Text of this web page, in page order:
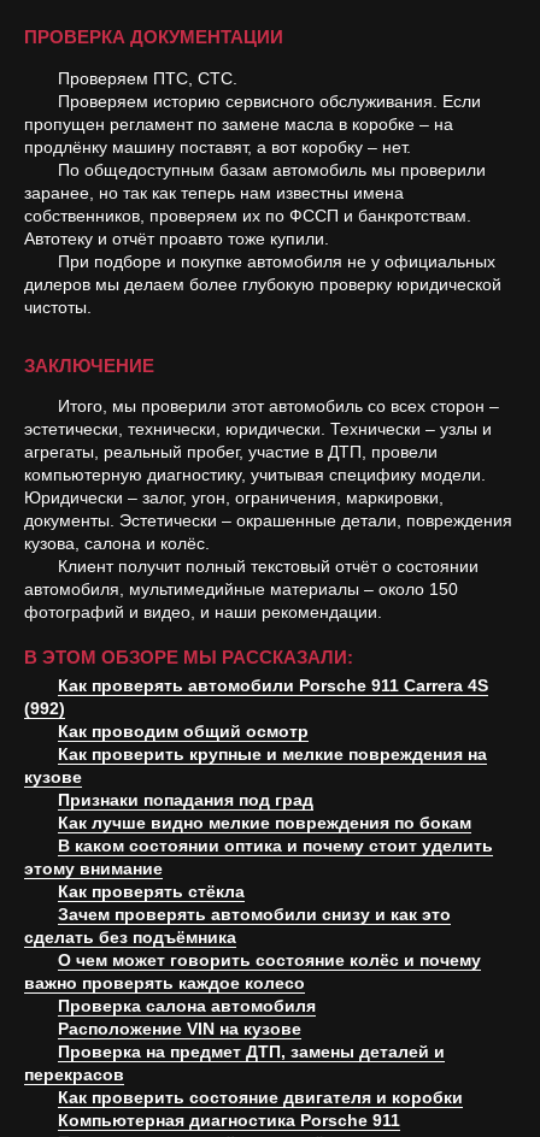
ПРОВЕРКА ДОКУМЕНТАЦИИ
Проверяем ПТС, СТС.
Проверяем историю сервисного обслуживания. Если
пропущен регламент по замене масла в коробке – на
продлёнку машину поставят, а вот коробку – нет.
По общедоступным базам автомобиль мы проверили
заранее, но так как теперь нам известны имена
собственников, проверяем их по ФССП и банкротствам.
Автотеку и отчёт проавто тоже купили.
При подборе и покупке автомобиля не у официальных
дилеров мы делаем более глубокую проверку юридической
чистоты.
ЗАКЛЮЧЕНИЕ
Итого, мы проверили этот автомобиль со всех сторон –
эстетически, технически, юридически. Технически – узлы и
агрегаты, реальный пробег, участие в ДТП, провели
компьютерную диагностику, учитывая специфику модели.
Юридически – залог, угон, ограничения, маркировки,
документы. Эстетически – окрашенные детали, повреждения
кузова, салона и колёс.
Клиент получит полный текстовый отчёт о состоянии
автомобиля, мультимедийные материалы – около 150
фотографий и видео, и наши рекомендации.
В ЭТОМ ОБЗОРЕ МЫ РАССКАЗАЛИ:
Как проверять автомобили Porsche 911 Carrera 4S
(992)
Как проводим общий осмотр
Как проверить крупные и мелкие повреждения на
кузове
Признаки попадания под град
Как лучше видно мелкие повреждения по бокам
В каком состоянии оптика и почему стоит уделить
этому внимание
Как проверять стёкла
Зачем проверять автомобили снизу и как это
сделать без подъёмника
О чем может говорить состояние колёс и почему
важно проверять каждое колесо
Проверка салона автомобиля
Расположение VIN на кузове
Проверка на предмет ДТП, замены деталей и
перекрасов
Как проверить состояние двигателя и коробки
Компьютерная диагностика Porsche 911